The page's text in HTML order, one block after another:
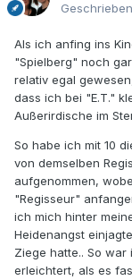
Geschrieben
Als ich anfing ins
"Spielberg" noch
relativ egal
dass ich bei "E.T."
Außerirdische im
So habe ich mit 10
von demselben
aufgenommen,
"Regisseur"
ich mich hinter
Heidenangst
Ziege hatte.. So
erleichtert, als es